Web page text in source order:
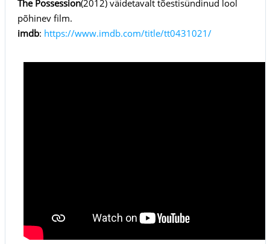
The Possession(2012) väidetavalt tõestisündinud lool
põhinev film.
imdb: https://www.imdb.com/title/tt0431021/